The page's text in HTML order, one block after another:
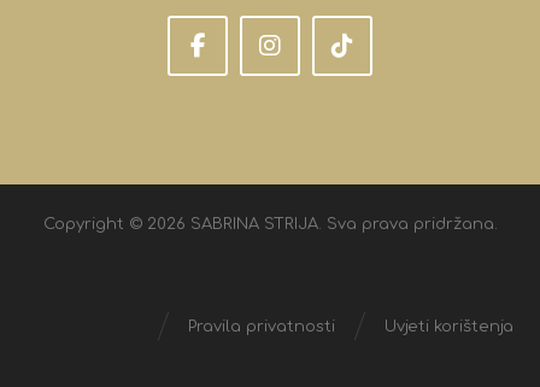
Copyright © 2026 SABRINA STRIJA. Sva prava pridržana.
Uvjeti korištenja
Pravila privatnosti